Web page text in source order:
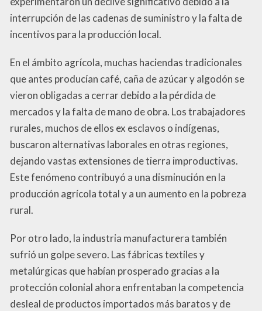
interrupción de las cadenas de suministro y la falta de
incentivos para la producción local.
En el ámbito agrícola, muchas haciendas tradicionales
que antes producían café, caña de azúcar y algodón se
vieron obligadas a cerrar debido a la pérdida de
mercados y la falta de mano de obra. Los trabajadores
rurales, muchos de ellos ex esclavos o indígenas,
buscaron alternativas laborales en otras regiones,
dejando vastas extensiones de tierra improductivas.
Este fenómeno contribuyó a una disminución en la
producción agrícola total y a un aumento en la pobreza
rural.
Por otro lado, la industria manufacturera también
sufrió un golpe severo. Las fábricas textiles y
metalúrgicas que habían prosperado gracias a la
protección colonial ahora enfrentaban la competencia
desleal de productos importados más baratos y de